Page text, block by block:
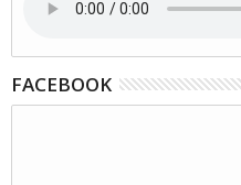
FACEBOOK